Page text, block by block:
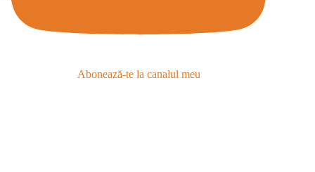
Abonează-te la canalul meu